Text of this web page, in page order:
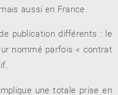
aussi en France.
publication différents : le
nommé parfois « contrat
une totale prise en